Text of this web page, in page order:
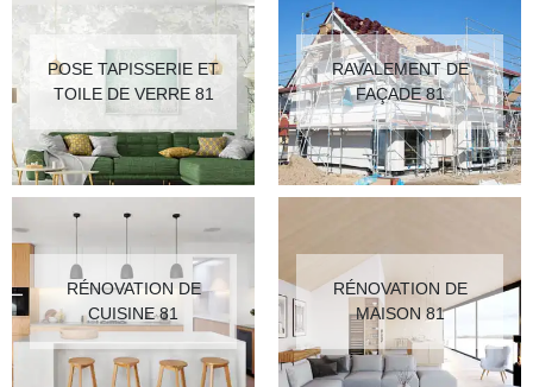
POSE TAPISSERIE ET
TOILE DE VERRE 81
RAVALEMENT DE
FAÇADE 81
RÉNOVATION DE
CUISINE 81
RÉNOVATION DE
MAISON 81